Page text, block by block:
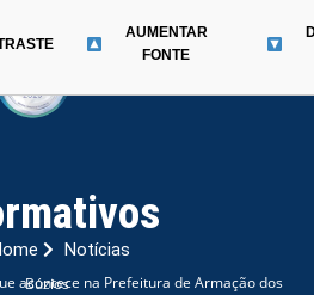
Menu
AUMENTAR
FONTE
Notícias
Fique por dentro de tudo o que acontece na Prefeitura de Armação dos Búzios